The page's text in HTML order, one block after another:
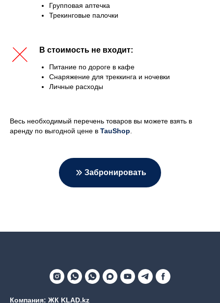
Групповая аптечка
Трекинговые палочки
В стоимость не входит:
Питание по дороге в кафе
Снаряжение для треккинга и ночевки
Личные расходы
Весь необходимый перечень товаров вы можете взять в
аренду по выгодной цене в TauShop
Забронировать
Компания: ЖК KLAD.kz